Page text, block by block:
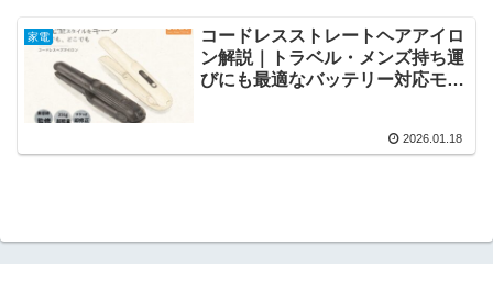
家電
コードレスストレートヘアアイロ
ン解説｜トラベル・メンズ持ち運
びにも最適なバッテリー対応モデ
2026.01.18